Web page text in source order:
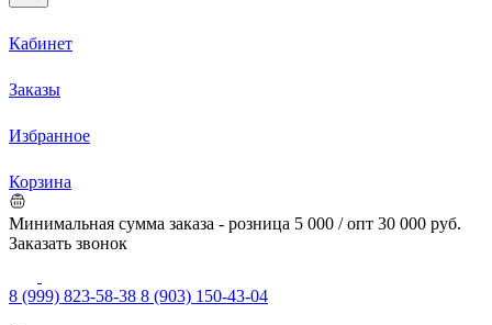
Кабинет
Заказы
Избранное
Корзина
Минимальная сумма заказа - розница 5 000 / опт 30 000 руб.
Заказать звонок
8 (999) 823-58-38 8 (903) 150-43-04